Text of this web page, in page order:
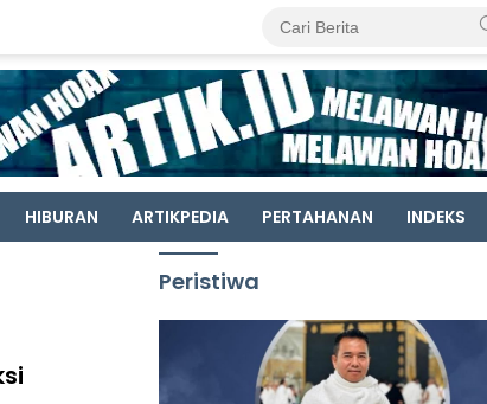
HIBURAN ARTIKPEDIA PERTAHANAN INDEKS
Peristiwa